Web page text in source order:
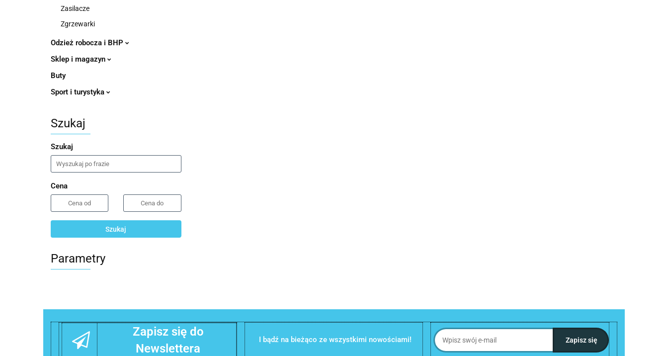
Zasilacze
Zgrzewarki
Odzież robocza i BHP
Sklep i magazyn
Buty
Sport i turystyka
Szukaj
Szukaj
Cena
Szukaj
Parametry
Zapisz się do
Newslettera
I bądź na bieżąco ze wszystkimi nowościami!